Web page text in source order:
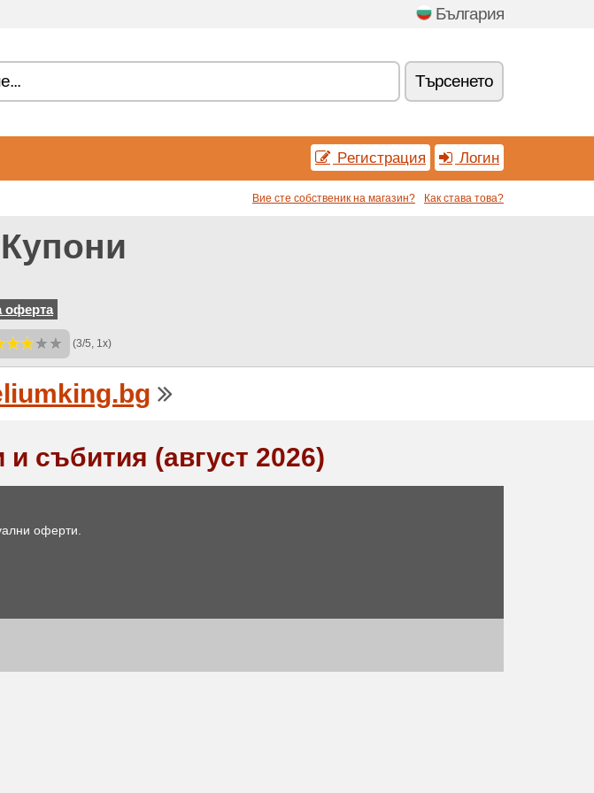
България
Tърсенетo
Pегистрация Логин
Вие сте собственик на магазин? Как става това?
оферта
(3/5, 1x)
събития (август 2026)
оферти.